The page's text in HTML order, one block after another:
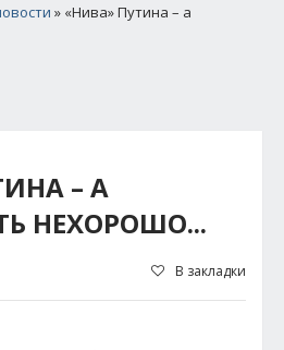
» «Нива» Путина – а
– А
НЕХОРОШО...
В закладки